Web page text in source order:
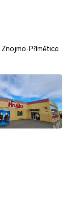
Přímětice